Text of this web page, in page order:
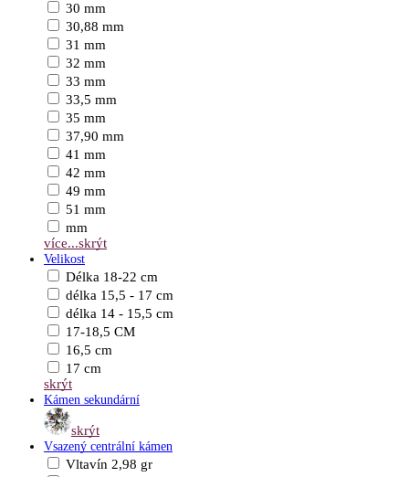
30 mm
30,88 mm
31 mm
32 mm
33 mm
33,5 mm
35 mm
37,90 mm
41 mm
42 mm
49 mm
51 mm
mm
více...skrýt
Velikost
Délka 18-22 cm
délka 15,5 - 17 cm
délka 14 - 15,5 cm
17-18,5 CM
16,5 cm
17 cm
skrýt
Kámen sekundární
skrýt
Vsazený centrální kámen
Vltavín 2,98 gr